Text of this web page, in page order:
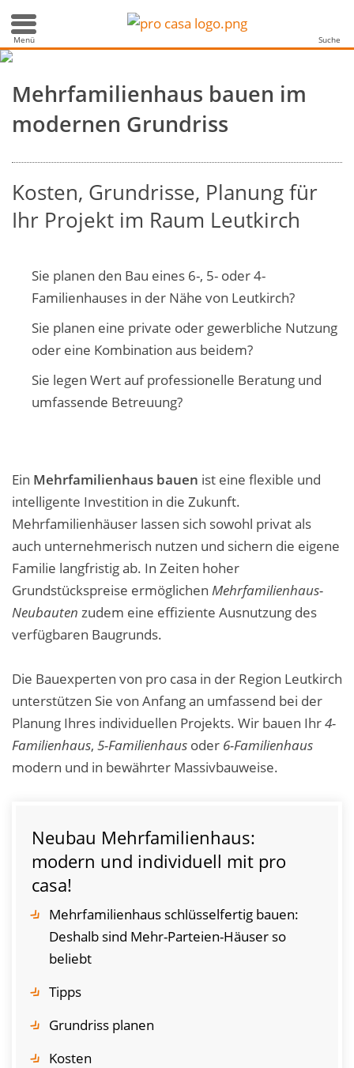
Menü
mit Pfiff
Mehrfamilienhaus bauen im
modernen Grundriss
Kosten, Grundrisse, Planung für
Ihr Projekt im Raum Leutkirch
Sie planen den Bau eines 6-, 5- oder 4-
Familienhauses in der Nähe von Leutkirch?
Sie planen eine private oder gewerbliche Nutzung
oder eine Kombination aus beidem?
Sie legen Wert auf professionelle Beratung und
umfassende Betreuung?
Ein Mehrfamilienhaus bauen ist eine flexible und
intelligente Investition in die Zukunft.
Mehrfamilienhäuser lassen sich sowohl privat als
auch unternehmerisch nutzen und sichern die eigene
Familie langfristig ab. In Zeiten hoher
Grundstückspreise ermöglichen Mehrfamilienhaus-
Neubauten zudem eine effiziente Ausnutzung des
verfügbaren Baugrunds.
Die Bauexperten von pro casa in der Region Leutkirch
unterstützen Sie von Anfang an umfassend bei der
Planung Ihres individuellen Projekts. Wir bauen Ihr4-
Familienhaus, 5-Familienhaus oder 6-Familienhaus
modern und in bewährter Massivbauweise.
Neubau Mehrfamilienhaus:
modern und individuell mit pro
casa!
Mehrfamilienhaus schlüsselfertig bauen:
Deshalb sind Mehr-Parteien-Häuser so
beliebt
Tipps
Grundriss planen
Kosten